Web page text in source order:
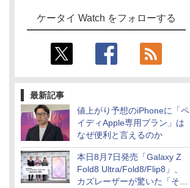
ケータイ Watch をフォローする
最新記事
値上がり予想のiPhoneに「ペ
イディApple専用プラン」は
なぜ便利と言えるのか
本日8月7日発売「Galaxy Z
Fold8 Ultra/Fold8/Flip8」、
カズレーザーが驚いた「そば